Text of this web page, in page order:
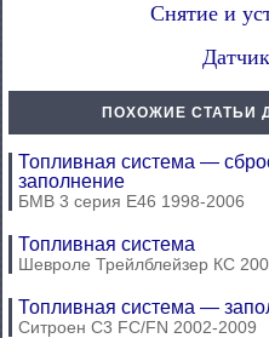
Снятие и
ПОХОЖИЕ СТАТЬИ
Топливная система —
заполнение
БМВ 3 серия Е46 1998-2006
Топливная система
Шевроле Трейлблейзер КС
Топливная система —
Ситроен С3 FC/FN 2002-2009